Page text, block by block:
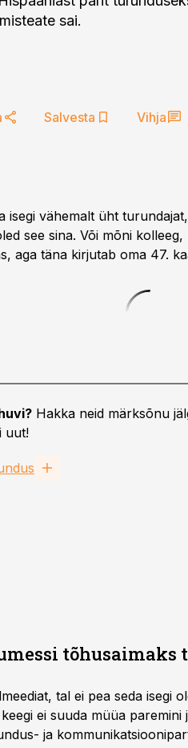
sai.
Salvesta Vihja
isegi vähemalt üht
see sina. Või mõni kolleeg,
aga täna kirjutab oma 47.
Hakka neid märksõnu
uut!
tõhusaimaks
tal ei pea seda isegi
ei suuda müüa
ja